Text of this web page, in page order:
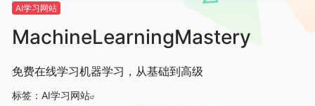
AI学习网站
MachineLearningMastery
免费在线学习机器学习，从基础到高级
标签： AI学习网站